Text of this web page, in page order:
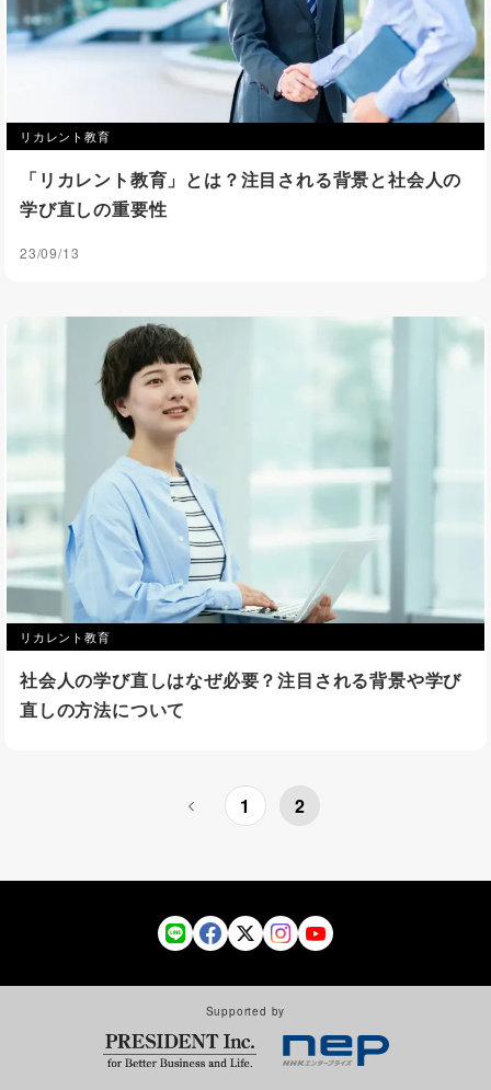
リカレント教育
「リカレント教育」とは？注目される背景と社会人の
学び直しの重要性
23/09/13
リカレント教育
社会人の学び直しはなぜ必要？注目される背景や学び
直しの方法について
1 2
Supported by